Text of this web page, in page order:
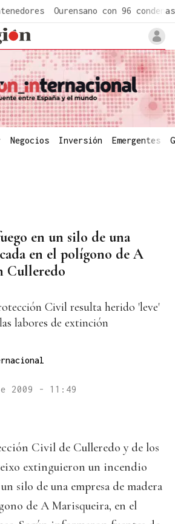
Ourensano con 96 condenas
Negocios Inversión Emergentes
en un silo de una
en el polígono de A
Culleredo
Civil resulta herido 'leve'
labores de extinción
2009 - 11:49
Civil de Culleredo y de los
extinguieron un incendio
silo de una empresa de madera
de A Marisqueira, en el